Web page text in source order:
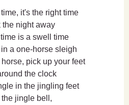
it's the right time
the night away
is a swell time
a one-horse sleigh
pick up your feet
the clock
in the jingling feet
jingle bell,